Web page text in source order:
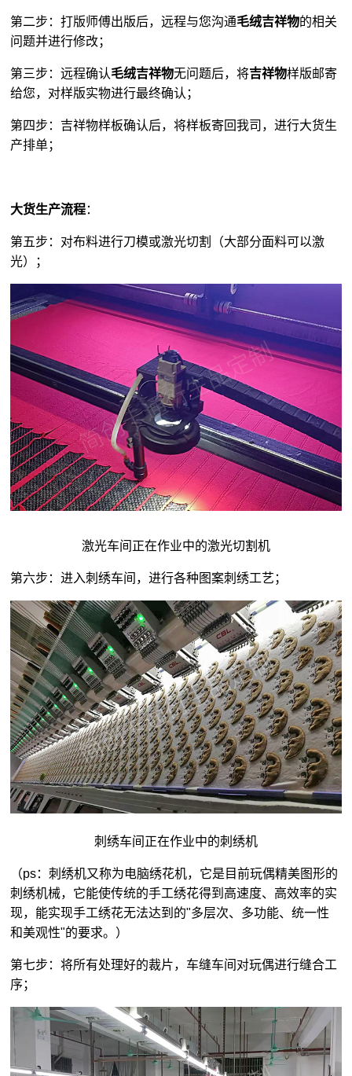
第二步：打版师傅出版后，远程与您沟通毛绒吉祥物的相关
问题并进行修改；
第三步：远程确认毛绒吉祥物无问题后，将吉祥物样版邮寄
给您，对样版实物进行最终确认；
第四步：吉祥物样板确认后，将样板寄回我司，进行大货生
产排单；
大货生产流程：
第五步：对布料进行刀模或激光切割（大部分面料可以激
光）；
激光车间正在作业中的激光切割机
第六步：进入刺绣车间，进行各种图案刺绣工艺；
刺绣车间正在作业中的刺绣机
（ps：刺绣机又称为电脑绣花机，它是目前玩偶精美图形的
刺绣机械，它能使传统的手工绣花得到高速度、高效率的实
现，能实现手工绣花无法达到的"多层次、多功能、统一性
和美观性"的要求。）
第七步：将所有处理好的裁片，车缝车间对玩偶进行缝合工
序；